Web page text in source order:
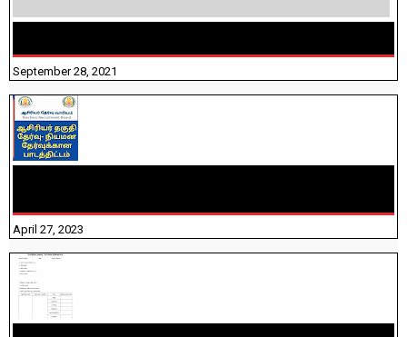
September 28, 2021
April 27, 2023